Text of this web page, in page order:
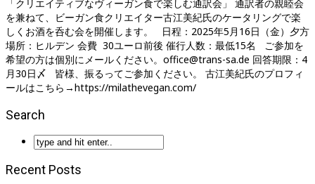
「クリエイティブなヴィーガン食で楽しむ通訳会」 通訳者の親睦会
を兼ねて、ビーガン食クリエイター古江美紀氏のケータリングで楽
しくお酒を呑む会を開催します。 日程：2025年5月16日（金）夕方
場所：ヒルデン 会費 30ユーロ前後 催行人数：最低15名 ご参加を
希望の方は個別にメールください。office@trans-sa.de 回答期限：4
月30日〆 皆様、振るってご参加ください。 古江美紀氏のプロフィ
ールはこちら→https://milathevegan.com/
Search
Recent Posts